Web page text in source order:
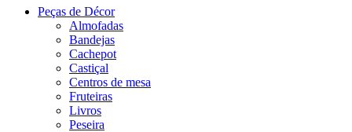
Peças de Décor
Almofadas
Bandejas
Cachepot
Castiçal
Centros de mesa
Fruteiras
Livros
Peseira